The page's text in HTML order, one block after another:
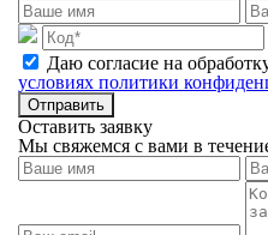
Даю согласие на
условиях политики
Отправить
Оставить заявку
Мы свяжемся с вами в